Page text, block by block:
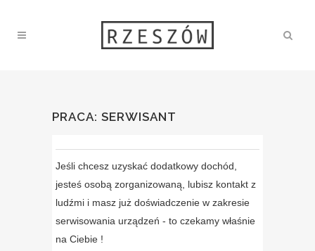
PRACA: SERWISANT
Jeśli chcesz uzyskać dodatkowy dochód,
jesteś osobą zorganizowaną, lubisz kontakt z
ludźmi i masz już doświadczenie w zakresie
serwisowania urządzeń - to czekamy właśnie
na Ciebie !